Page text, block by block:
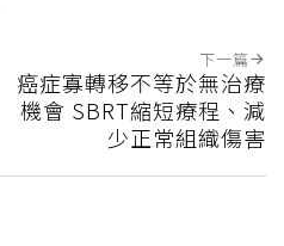
下一篇
癌症寡轉移不等於無治療
機會 SBRT縮短療程、減
少正常組織傷害